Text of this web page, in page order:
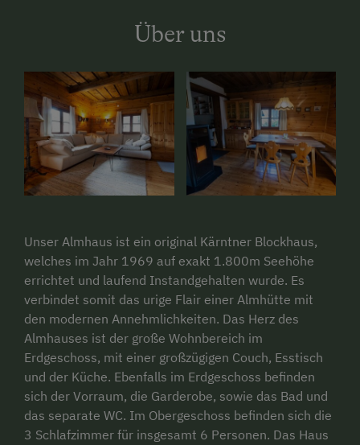
Über uns
Unser Almhaus ist ein original Kärntner Blockhaus,
welches im Jahr 1969 auf exakt 1.800m Seehöhe
errichtet und laufend Instandgehalten wurde. Es
verbindet somit das urige Flair einer Almhütte mit
den modernen Annehmlichkeiten. Das Herz des
Almhauses ist der große Wohnbereich im
Erdgeschoss, mit einer großzügigen Couch, Esstisch
und der Küche. Ebenfalls im Erdgeschoss befinden
sich der Vorraum, die Garderobe, sowie das Bad und
das separate WC. Im Obergeschoss befinden sich die
3 Schlafzimmer für insgesamt 6 Personen. Das Haus